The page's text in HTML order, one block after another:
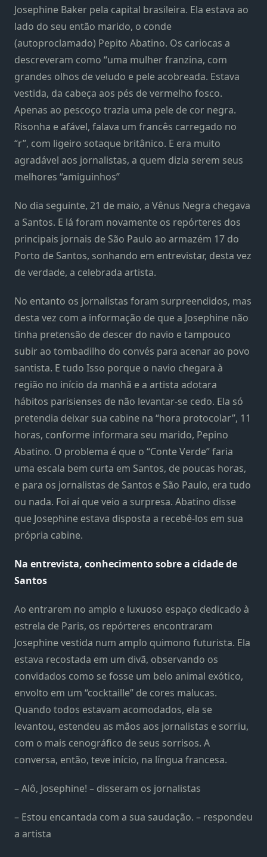
Josephine Baker pela capital brasileira. Ela estava ao
lado do seu então marido, o conde
(autoproclamado) Pepito Abatino. Os cariocas a
descreveram como “uma mulher franzina, com
grandes olhos de veludo e pele acobreada. Estava
vestida, da cabeça aos pés de vermelho fosco.
Apenas ao pescoço trazia uma pele de cor negra.
Risonha e afável, falava um francês carregado no
“r”, com ligeiro sotaque britânico. E era muito
agradável aos jornalistas, a quem dizia serem seus
melhores “amiguinhos”
No dia seguinte, 21 de maio, a Vênus Negra chegava
a Santos. E lá foram novamente os repórteres dos
principais jornais de São Paulo ao armazém 17 do
Porto de Santos, sonhando em entrevistar, desta vez
de verdade, a celebrada artista.
No entanto os jornalistas foram surpreendidos, mas
desta vez com a informação de que a Josephine não
tinha pretensão de descer do navio e tampouco
subir ao tombadilho do convés para acenar ao povo
santista. E tudo Isso porque o navio chegara à
região no início da manhã e a artista adotara
hábitos parisienses de não levantar-se cedo. Ela só
pretendia deixar sua cabine na “hora protocolar”, 11
horas, conforme informara seu marido, Pepino
Abatino. O problema é que o “Conte Verde” faria
uma escala bem curta em Santos, de poucas horas,
e para os jornalistas de Santos e São Paulo, era tudo
ou nada. Foi aí que veio a surpresa. Abatino disse
que Josephine estava disposta a recebê-los em sua
própria cabine.
Na entrevista, conhecimento sobre a cidade de
Santos
Ao entrarem no amplo e luxuoso espaço dedicado à
estrela de Paris, os repórteres encontraram
Josephine vestida num amplo quimono futurista. Ela
estava recostada em um divã, observando os
convidados como se fosse um belo animal exótico,
envolto em um “cocktaille” de cores malucas.
Quando todos estavam acomodados, ela se
levantou, estendeu as mãos aos jornalistas e sorriu,
com o mais cenográfico de seus sorrisos. A
conversa, então, teve início, na língua francesa.
– Alô, Josephine! – disseram os jornalistas
– Estou encantada com a sua saudação. – respondeu
a artista